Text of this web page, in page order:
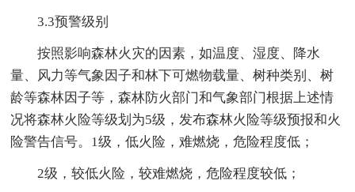
3.3预警级别
按照影响森林火灾的因素，如温度、湿度、降水
量、风力等气象因子和林下可燃物载量、树种类别、树
龄等森林因子等，森林防火部门和气象部门根据上述情
况将森林火险等级划为5级，发布森林火险等级预报和火
险警告信号。1级，低火险，难燃烧，危险程度低；
2级，较低火险，较难燃烧，危险程度较低；